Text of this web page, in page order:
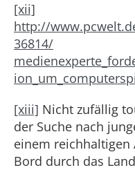
[xii]
http://
36814/
[xiii] Nicht zufällig
der Suche nach
einem reichhaltigen
Bord durch das